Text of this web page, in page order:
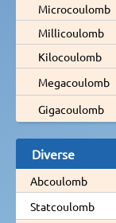
Microcoulomb
Millicoulomb
Kilocoulomb
Megacoulomb
Gigacoulomb
Diverse
Abcoulomb
Statcoulomb